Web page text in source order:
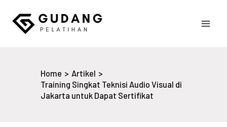
content
Home
Artikel
Training Singkat Teknisi Audio Visual di
Jakarta untuk Dapat Sertifikat